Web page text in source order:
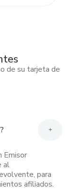
de su tarjeta de
+
Emisor
al
para
afiliados.